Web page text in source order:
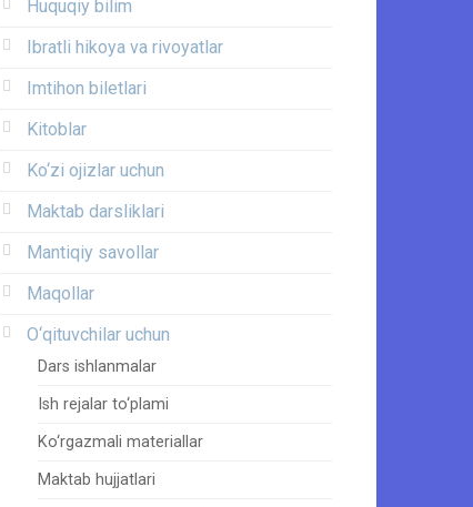
Huquqiy bilim
Ibratli hikoya va rivoyatlar
Imtihon biletlari
Kitoblar
Ko‘zi ojizlar uchun
Maktab darsliklari
Mantiqiy savollar
Maqollar
O‘qituvchilar uchun
Dars ishlanmalar
Ish rejalar to‘plami
Ko‘rgazmali materiallar
Maktab hujjatlari